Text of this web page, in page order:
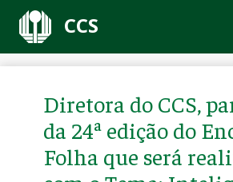
CCS
Diretora do CCS,
da 24ª edição do
Folha que será